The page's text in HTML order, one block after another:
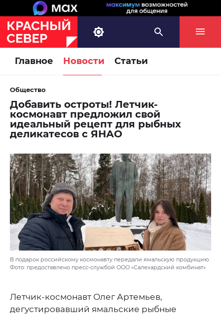
Главное Новости Статьи
Общество
Добавить остроты! Летчик-
космонавт предложил свой
идеальный рецепт для рыбных
деликатесов с ЯНАО
В подарок российскому космонавту передали ямальскую продукцию.
Фото: предоставлено пресс-службой ООО «Салехардский комбинат»
Летчик-космонавт Олег Артемьев,
дегустировавший ямальские рыбные